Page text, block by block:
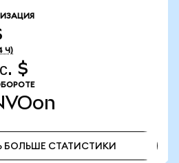
Ч)
$
БОЛЬШЕ СТАТИСТИКИ